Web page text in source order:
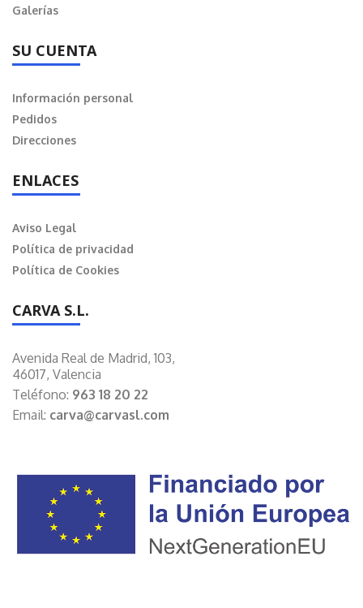
Galerías
SU CUENTA
Información personal
Pedidos
Direcciones
ENLACES
Aviso Legal
Política de privacidad
Política de Cookies
CARVA S.L.
Avenida Real de Madrid, 103,
46017, Valencia
Teléfono: 963 18 20 22
Email: carva@carvasl.com